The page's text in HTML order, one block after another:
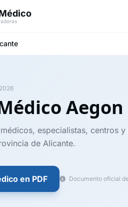
especialistas, centros
de Alicante.
en PDF Documento oficial